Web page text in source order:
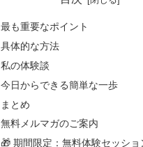
最も重要なポイント
具体的な方法
私の体験談
今日からできる簡単な一歩
まとめ
無料メルマガのご案内
🎁 期間限定：無料体験セッショ